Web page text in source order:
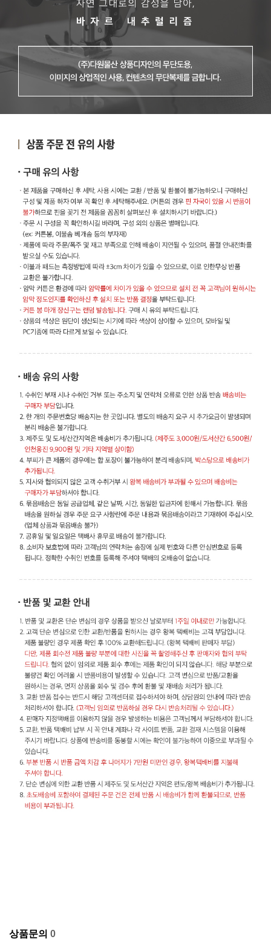
상품문의 0